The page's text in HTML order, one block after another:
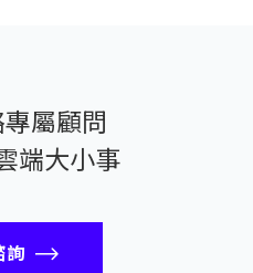
屬顧問
端大小事
詢